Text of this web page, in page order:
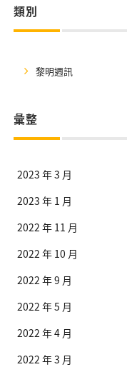
類別
黎明週訊
彙整
2023 年 3 月
2023 年 1 月
2022 年 11 月
2022 年 10 月
2022 年 9 月
2022 年 5 月
2022 年 4 月
2022 年 3 月